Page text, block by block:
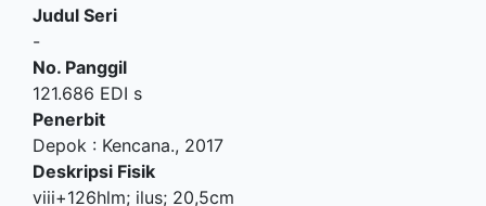
Judul Seri
-
No. Panggil
121.686 EDI s
Penerbit
Depok : Kencana., 2017
Deskripsi Fisik
viii+126hlm; ilus; 20,5cm